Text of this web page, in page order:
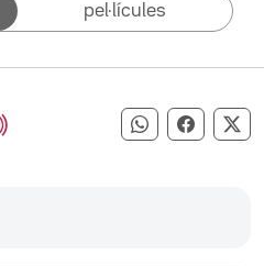
pel·lícules
Compartir